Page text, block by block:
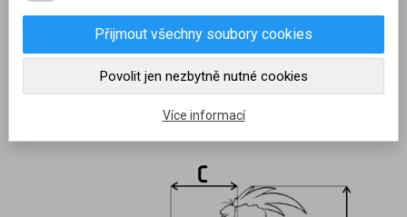
skupiny:
Přijmout všechny soubory cookies
Povolit jen nezbytně nutné cookies
Více informací